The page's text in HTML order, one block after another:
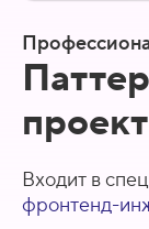
Входит в
фронтенд-